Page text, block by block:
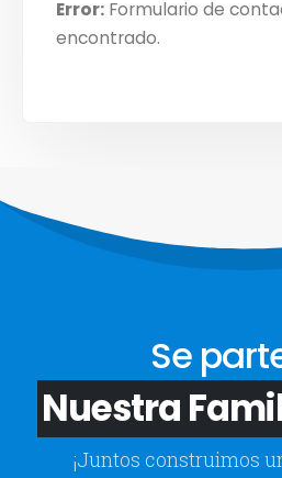
Error:Formulario de
encontrado.
Se
Nuestra
¡Juntos construimos